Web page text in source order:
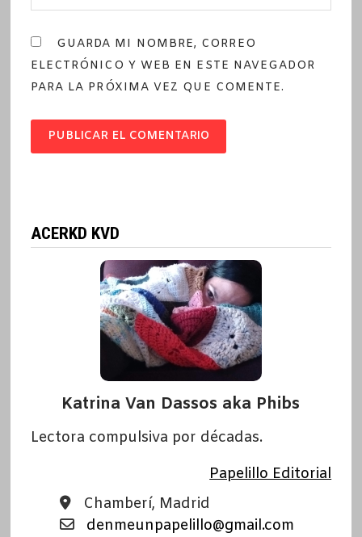
GUARDA MI NOMBRE, CORREO
ELECTRÓNICO Y WEB EN ESTE NAVEGADOR
PARA LA PRÓXIMA VEZ QUE COMENTE.
ACERKD KVD
Katrina Van Dassos aka Phibs
Lectora compulsiva por décadas.
Papelillo Editorial
Chamberí, Madrid
denmeunpapelillo@gmail.com